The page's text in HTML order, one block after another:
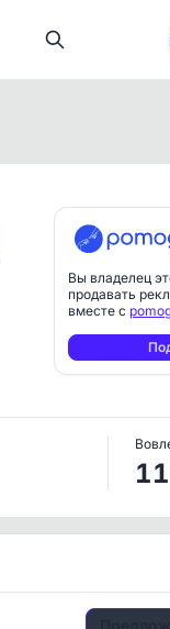
Вы владелец
продавать
вместе с
11